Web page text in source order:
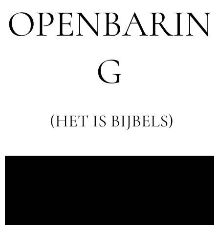
OPENBARIN
G
(HET IS BIJBELS)